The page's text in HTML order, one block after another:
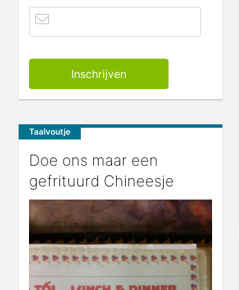
Taalvoutje
Doe ons maar een
gefrituurd Chineesje